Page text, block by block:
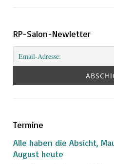
RP-Salon-Newletter
Termine
Alle haben die Absicht,
August heute